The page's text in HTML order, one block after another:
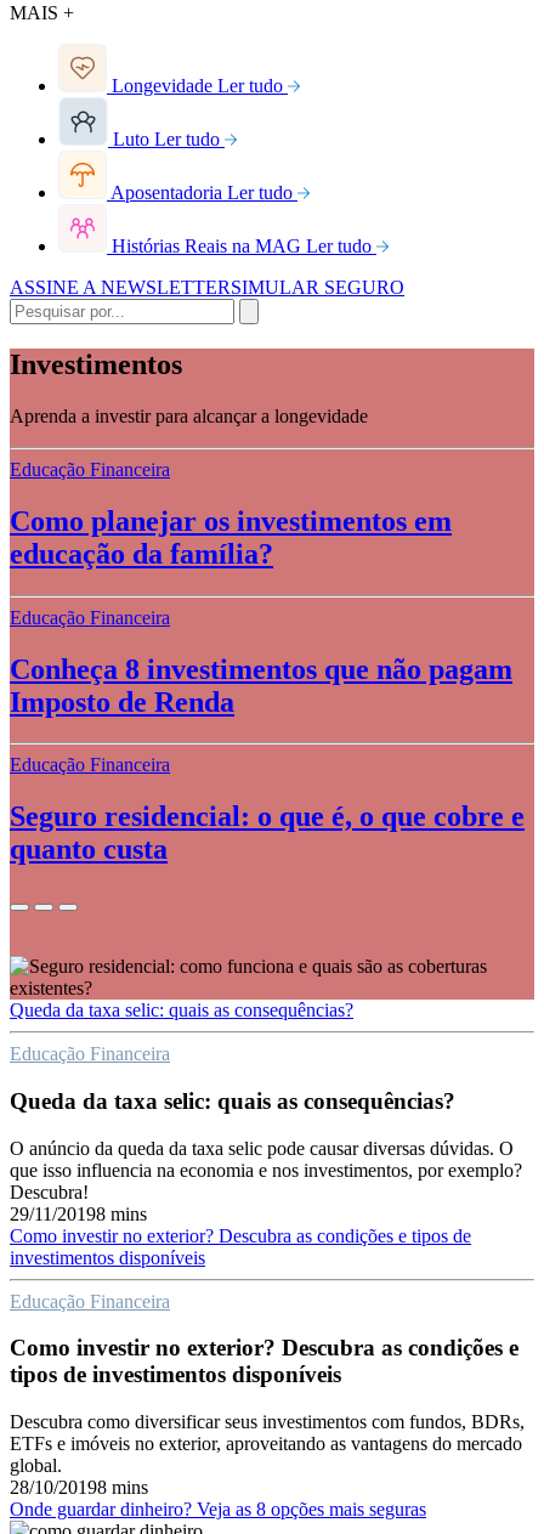
MAIS +
Longevidade Ler tudo
Luto Ler tudo
Aposentadoria Ler tudo
Histórias Reais na MAG Ler tudo
ASSINE A NEWSLETTERSIMULAR SEGURO
Investimentos
Aprenda a investir para alcançar a longevidade
Educação Financeira
Como planejar os investimentos em
educação da família?
Educação Financeira
Conheça 8 investimentos que não pagam
Imposto de Renda
Educação Financeira
Seguro residencial: o que é, o que cobre e
quanto custa
Queda da taxa selic: quais as consequências?
Educação Financeira
Queda da taxa selic: quais as consequências?
O anúncio da queda da taxa selic pode causar diversas dúvidas. O
que isso influencia na economia e nos investimentos, por exemplo?
Descubra!
29/11/20198 mins
Como investir no exterior? Descubra as condições e tipos de
investimentos disponíveis
Educação Financeira
Como investir no exterior? Descubra as condições e
tipos de investimentos disponíveis
Descubra como diversificar seus investimentos com fundos, BDRs,
ETFs e imóveis no exterior, aproveitando as vantagens do mercado
global.
28/10/20198 mins
Onde guardar dinheiro? Veja as 8 opções mais seguras